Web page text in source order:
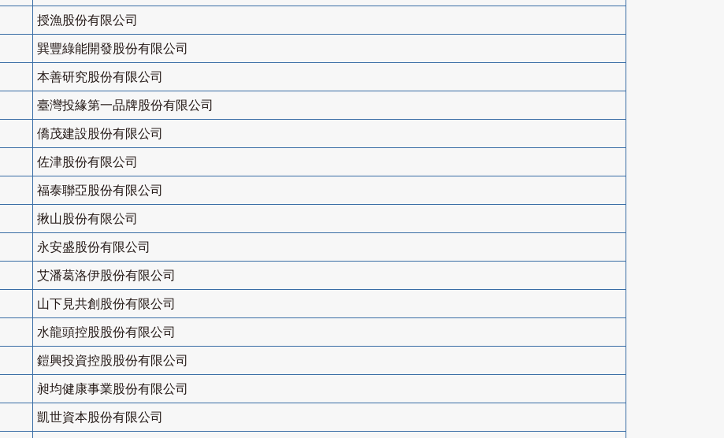
授漁股份有限公司
巽豐綠能開發股份有限公司
本善研究股份有限公司
臺灣投緣第一品牌股份有限公司
僑茂建設股份有限公司
佐津股份有限公司
福泰聯亞股份有限公司
揪山股份有限公司
永安盛股份有限公司
艾潘葛洛伊股份有限公司
山下見共創股份有限公司
水龍頭控股股份有限公司
鎧興投資控股股份有限公司
昶均健康事業股份有限公司
凱世資本股份有限公司